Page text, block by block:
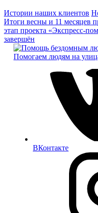
Истории наших клиентов
Итоги весны и 11 месяцев
этап проекта «Экспресс-
завершён
Помогаем людям на
ВКонтакте